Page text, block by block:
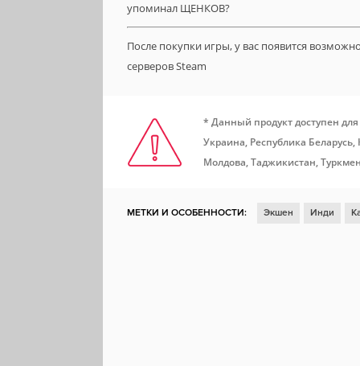
упоминал ЩЕНКОВ?
После покупки игры, у вас появится
серверов Steam
* Данный продукт доступен
Украина, Республика
Молдова, Таджикистан,
МЕТКИ И ОСОБЕННОСТИ: Экшен Инди